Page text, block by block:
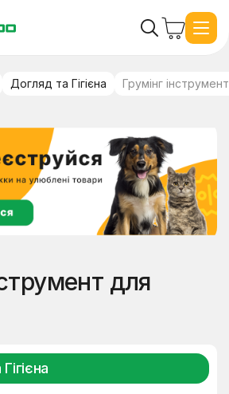
Догляд та Гігієна Грумінг інструмент
для